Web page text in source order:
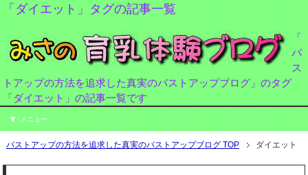
「ダイエット」タグの記事一覧
「
バ
ス
トアップの方法を追求した真実のバストアップブログ」のタグ
「ダイエット」の記事一覧です
メニュー
バストアップの方法を追求した真実のバストアップブログ TOP ダイエット